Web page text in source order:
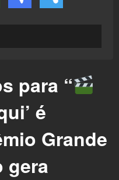
para “
é
Grande
gera